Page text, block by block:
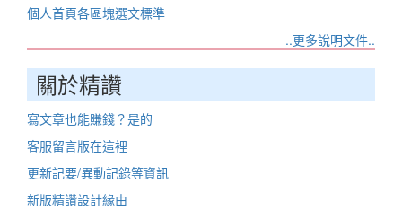
個人首頁各區塊選文標準
..更多說明文件..
關於精讚
寫文章也能賺錢？是的
客服留言版在這裡
更新記要/異動記錄等資訊
新版精讚設計緣由